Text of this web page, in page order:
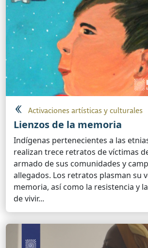
Activaciones artísticas y culturales
Lienzos de la memoria
Indígenas pertenecientes a las
realizan trece retratos de víctimas
armado de sus comunidades y
allegados. Los retratos plasman su
memoria, así como la resistencia y
de vivir...